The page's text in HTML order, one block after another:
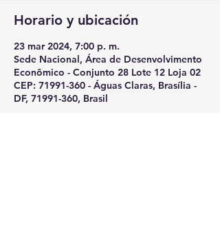
Horario y ubicación
23 mar 2024, 7:00 p. m.
Sede Nacional, Área de Desenvolvimento
Econômico - Conjunto 28 Lote 12 Loja 02
CEP: 71991-360 - Águas Claras, Brasília -
DF, 71991-360, Brasil